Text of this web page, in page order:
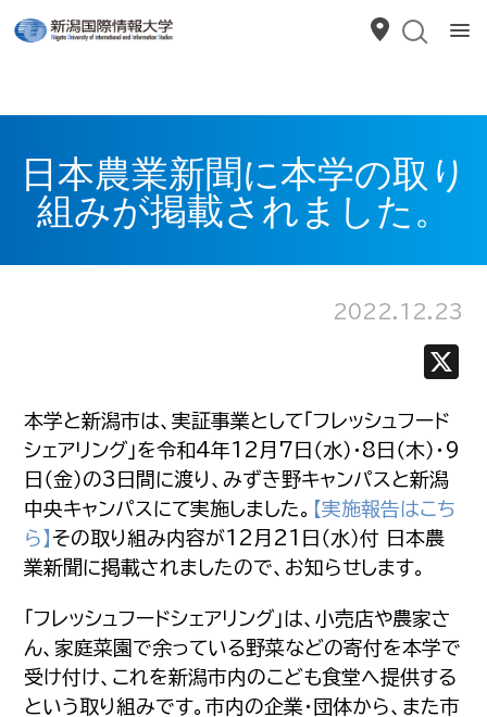
日本農業新聞に本学の取り
組みが掲載されました。
2022.12.23
本学と新潟市は、実証事業として「フレッシュフード
シェアリング」を令和4年12月7日（水）・8日（木）・9
日（金）の3日間に渡り、みずき野キャンパスと新潟
中央キャンパスにて実施しました。 【実施報告はこち
ら】その取り組み内容が12月21日（水）付 日本農
業新聞に掲載されましたので、お知らせします。
「フレッシュフードシェアリング」は、小売店や農家さ
ん、家庭菜園で余っている野菜などの寄付を本学で
受け付け、これを新潟市内のこども食堂へ提供する
という取り組みです。市内の企業・団体から、また市